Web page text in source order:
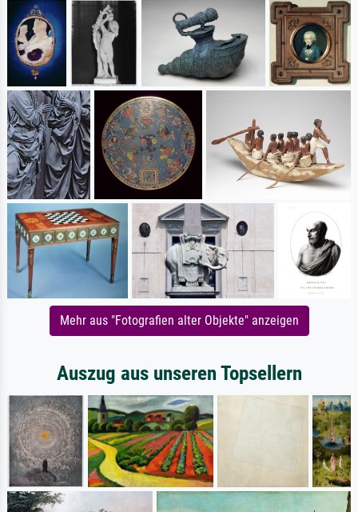
Mehr aus "Fotografien alter Objekte" anzeigen
Auszug aus unseren Topsellern